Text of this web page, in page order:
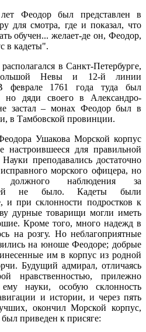
Феодор был представлен в
для смотра, где и показал, что
обучен... желает-де он, Феодор,
в кадеты".
в Санкт-Петербурге,
Невы и 12-й линии
В феврале 1761 года туда был
но дяди своего в Александро-
застал – монах Феодор был в
в Тамбовской провинции.
Ушакова Морской корпус
настроившееся для правильной
преподавались достаточно
морского офицера, но
должного наблюдения за
не было. Кадеты были
и при склонности подростков к
дурные товарищи могли иметь
Кроме того, много надежд в
на розгу. Но неблагоприятные
на юноше Феодоре; добрые
им в корпус из родной
Будущий адмирал, отличаясь
нравственностью, прилежно
ему науки, особую склонность
и истории, и через пять
окончил Морской корпус,
приведен к присяге: